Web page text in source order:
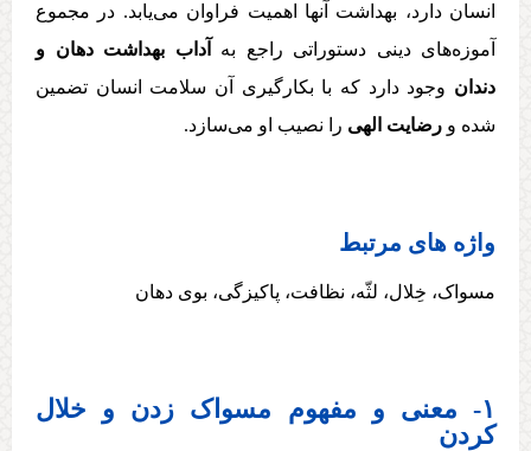
انسان دارد، بهداشت آنها اهمیت فراوان می‌یابد. در مجموع
آموزه‌های دینی دستوراتی راجع به
آداب بهداشت دهان و
دندان وجود دارد که با بکارگیری آن سلامت انسان تضمین
شده و رضایت الهی را نصیب او می‌سازد.
واژه های مرتبط
مسواک، خِلال، لثّه، نظافت، پاکیزگی، بوی دهان
۱- معنی و مفهوم مسواک زدن و خلال
کردن